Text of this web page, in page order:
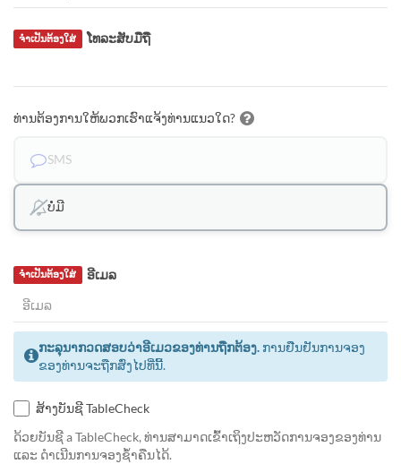
ໂທລະສັບມືຖື
ຈຳເປັນຕ້ອງໃສ່
ທ່ານຕ້ອງການໃຫ້ພວກເຮົາແຈ້ງທ່ານແນວໃດ?
SMS
ບໍ່ມີ
ອີເມລ
ຈຳເປັນຕ້ອງໃສ່
ກະລຸນາກວດສອບວ່າອີເມວຂອງທ່ານຖືກຕ້ອງ. ການຢືນຢັນການຈອງ
ຂອງທ່ານຈະຖືກສົ່ງໄປທີ່ນີ້.
ສ້າງບັນຊີ TableCheck
ດ້ວຍບັນຊີ a TableCheck, ທ່ານສາມາດເຂົ້າເຖິງປະຫວັດການຈອງຂອງທ່ານ
ແລະ ດຳເນີນການຈອງຊ້ຳຄືນໄດ້.